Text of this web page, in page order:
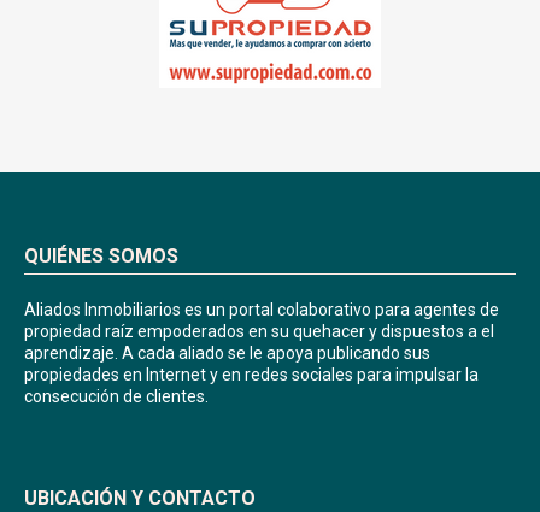
QUIÉNES SOMOS
Aliados Inmobiliarios es un portal colaborativo para agentes de
propiedad raíz empoderados en su quehacer y dispuestos a el
aprendizaje. A cada aliado se le apoya publicando sus
propiedades en Internet y en redes sociales para impulsar la
consecución de clientes.
UBICACIÓN Y CONTACTO